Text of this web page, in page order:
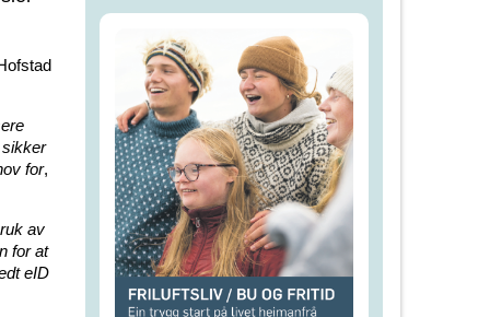
sikker
for,
av
for at
eID